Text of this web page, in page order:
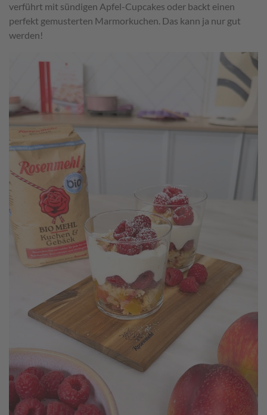
verführt mit sündigen Apfel-Cupcakes oder backt einen
perfekt gemusterten Marmorkuchen. Das kann ja nur gut
werden!